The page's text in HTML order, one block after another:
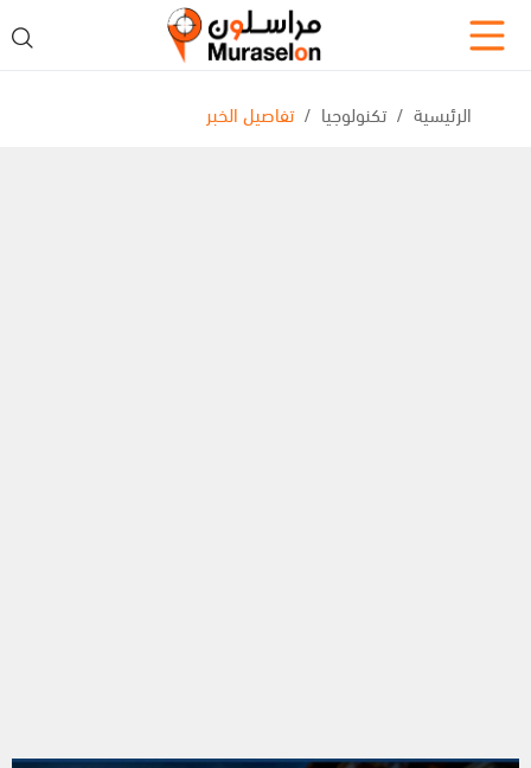
الرئيسية تكنولوجيا تفاصيل الخبر